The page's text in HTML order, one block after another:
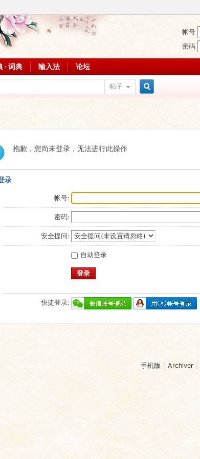
帐号
密码
· 词典 输入法 论坛
帖子
抱歉，您尚未登录，无法进行此操作
录
帐号:
密码:
安全提问:
自动登录
登录
快捷登录:
手机版 Archiver